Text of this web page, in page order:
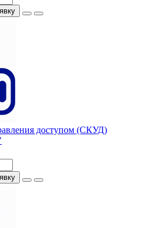
доступом (СКУД)